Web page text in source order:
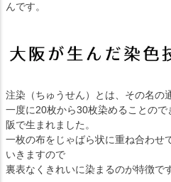
んです。
注染（ちゅうせん）とは、その名の
一度に20枚から30枚染めることの
阪で生まれました。
一枚の布をじゃばら状に重ね合わせ
いきますので
裏表なくきれいに染まるのが特徴です